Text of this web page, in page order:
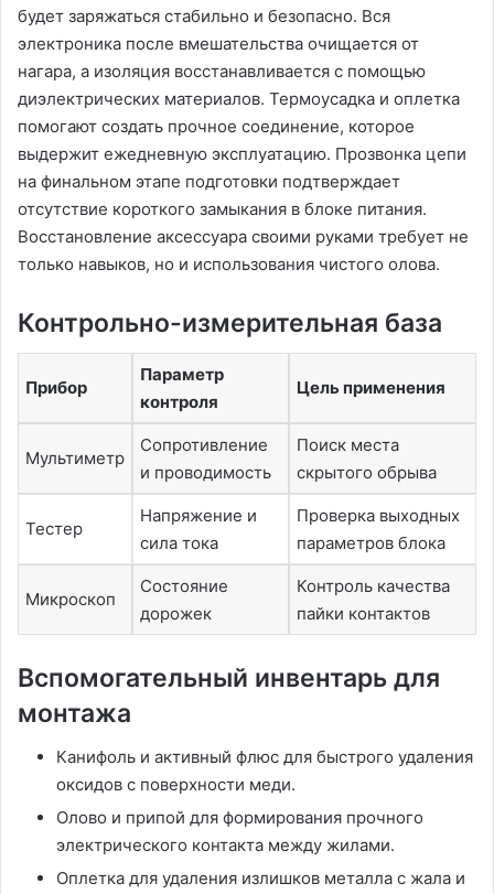
будет заряжаться стабильно и безопасно. Вся
электроника после вмешательства очищается от
нагара, а изоляция восстанавливается с помощью
диэлектрических материалов. Термоусадка и оплетка
помогают создать прочное соединение, которое
выдержит ежедневную эксплуатацию. Прозвонка цепи
на финальном этапе подготовки подтверждает
отсутствие короткого замыкания в блоке питания.
Восстановление аксессуара своими руками требует не
только навыков, но и использования чистого олова.
Контрольно-измерительная база
Прибор
Параметр
контроля
Цель применения
Мультиметр
Сопротивление
и проводимость
Поиск места
скрытого обрыва
Тестер
Напряжение и
сила тока
Проверка выходных
параметров блока
Микроскоп
Состояние
дорожек
Контроль качества
пайки контактов
Вспомогательный инвентарь для
монтажа
Канифоль и активный флюс для быстрого удаления
оксидов с поверхности меди.
Олово и припой для формирования прочного
электрического контакта между жилами.
Оплетка для удаления излишков металла с жала и